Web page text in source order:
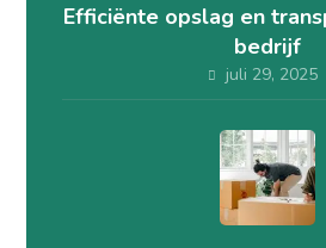
Efficiënte opslag en
bedrijf
juli 29, 2025